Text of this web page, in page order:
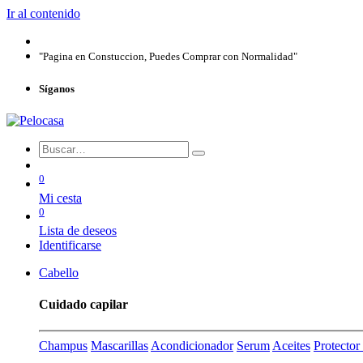
Ir al contenido
"Pagina en Constuccion, Puedes Comprar con Normalidad"
Síganos
0
Mi cesta
0
Lista de deseos
Identificarse
Cabello
Cuidado capilar
Champus Mascarillas Acondicionador Serum Aceites